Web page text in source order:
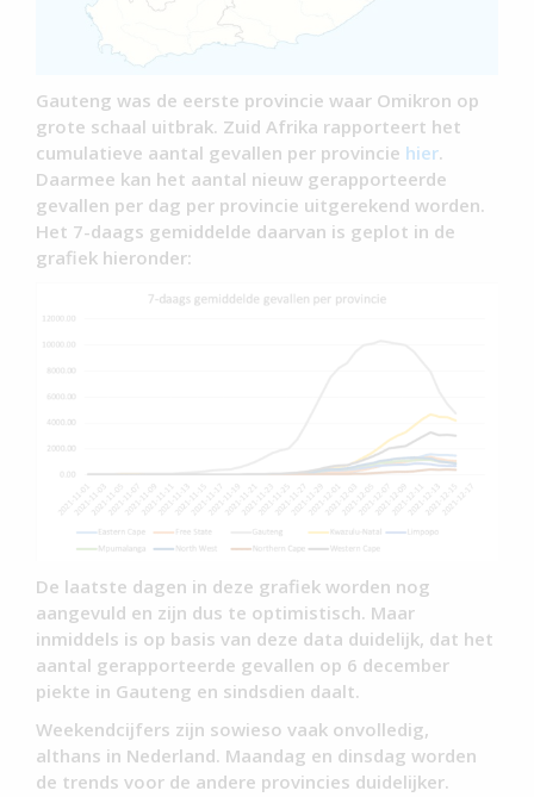
Gauteng was de eerste provincie waar Omikron op
grote schaal uitbrak. Zuid Afrika rapporteert het
cumulatieve aantal gevallen per provincie hier.
Daarmee kan het aantal nieuw gerapporteerde
gevallen per dag per provincie uitgerekend worden.
Het 7-daags gemiddelde daarvan is geplot in de
grafiek hieronder:
De laatste dagen in deze grafiek worden nog
aangevuld en zijn dus te optimistisch. Maar
inmiddels is op basis van deze data duidelijk, dat het
aantal gerapporteerde gevallen op 6 december
piekte in Gauteng en sindsdien daalt.
Weekendcijfers zijn sowieso vaak onvolledig,
althans in Nederland. Maandag en dinsdag worden
de trends voor de andere provincies duidelijker.